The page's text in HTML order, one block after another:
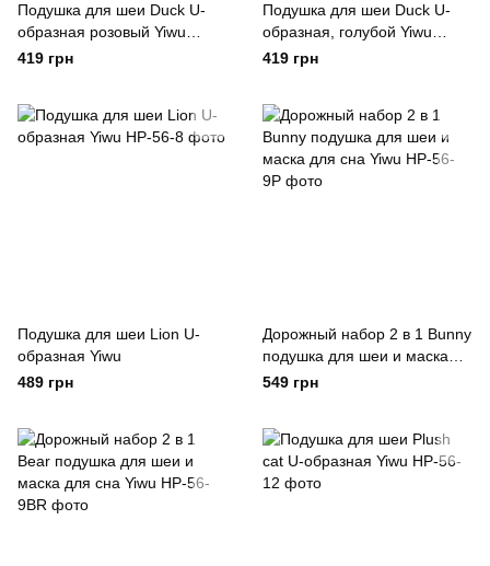
Подушка для шеи Duck U-
образная розовый Yiwu
Рожевий
419 грн
Подушка для шеи Duck U-
образная, голубой Yiwu
Блакитний
419 грн
Подушка для шеи Lion U-
образная Yiwu
489 грн
Дорожный набор 2 в 1 Bunny
подушка для шеи и маска
для сна Yiwu
549 грн